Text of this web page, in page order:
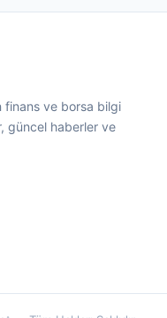
finans ve borsa bilgi
güncel haberler ve